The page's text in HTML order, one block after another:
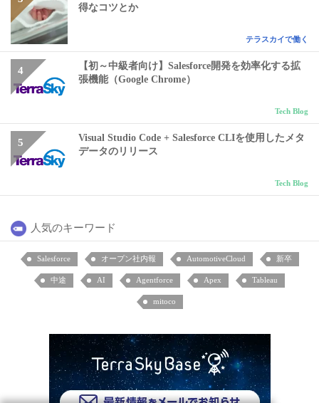
得なコツとか
テラスカイで働く
【初～中級者向け】Salesforce開発を効率化する拡
張機能（Google Chrome）
Tech Blog
Visual Studio Code + Salesforce CLIを使用したメタ
データのリリース
Tech Blog
人気のキーワード
Salesforce オープン社内報 AutomotiveCloud 新卒
中途 AI Agentforce Apex Tableau
mitoco